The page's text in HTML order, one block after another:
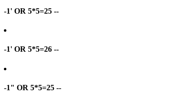
-1' OR 5*5=25 --
-1' OR 5*5=26 --
-1" OR 5*5=25 --